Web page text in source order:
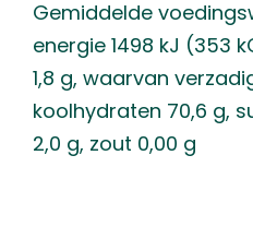
Gemiddelde
energie 1498 kJ (353
1,8 g, waarvan
koolhydraten 70,6 g,
2,0 g, zout 0,00 g